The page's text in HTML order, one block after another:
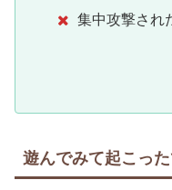
集中攻撃され
遊んでみて起こっ